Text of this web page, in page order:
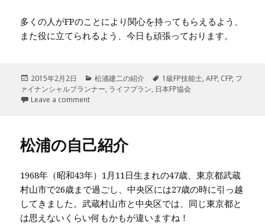
多くの人がFPのことにより関心を持ってもらえるよう、
また役に立てられるよう、今日も頑張っております。
投
稿
日:
2015年2月2日
カ
テ
松浦建二の紹介
タ
グ
1級FP技能士,AFP, CFP, フ
ァイナンシャルプランナー, ライフプラン, 日本FP協会
Leave a comment
松浦の自己紹介
1968年（昭和43年）1月11日生まれの47歳、東京都武蔵
村山市で26歳まで過ごし、中央区には27歳の時に引っ越
してきました。武蔵村山市と中央区では、同じ東京都と
は思えないくらい何もかもが違いますね！